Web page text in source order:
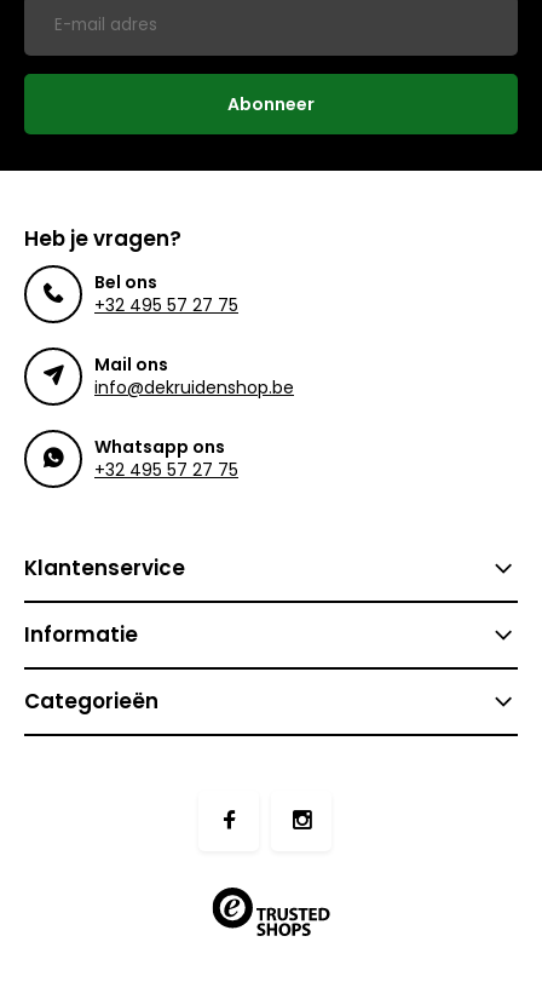
Abonneer
Heb je vragen?
Bel ons
+32 495 57 27 75
Mail ons
info@dekruidenshop.be
Whatsapp ons
+32 495 57 27 75
Klantenservice
Informatie
Categorieën